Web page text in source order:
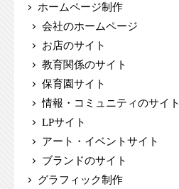
ホームページ制作
会社のホームページ
お店のサイト
教育関係のサイト
保育園サイト
情報・コミュニティのサイト
LPサイト
アート・イベントサイト
ブランドのサイト
グラフィック制作